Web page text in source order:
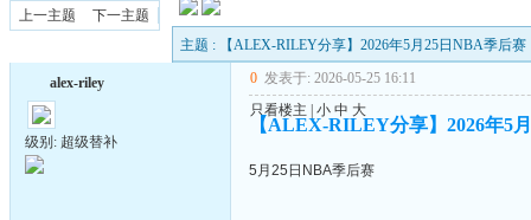
上一主题
下一主题
主题 : 【ALEX-RILEY分享】2026年5月25日NBA季后赛
alex-riley
级别: 超级替补
0 发表于: 2026-05-25 16:11
只看楼主
小 中 大
【ALEX-RILEY分享】2026年5
5月25日NBA季后赛